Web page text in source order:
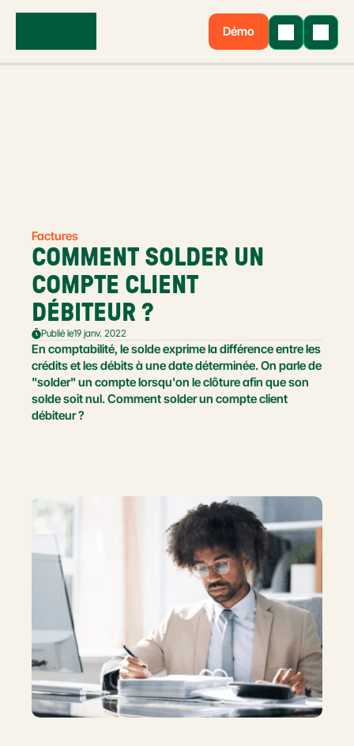
Démo
Factures
COMMENT SOLDER UN
COMPTE CLIENT
DÉBITEUR ?
Publié le19 janv. 2022
En comptabilité, le solde exprime la différence entre les
crédits et les débits à une date déterminée. On parle de
"solder" un compte lorsqu'on le clôture afin que son
solde soit nul. Comment solder un compte client
débiteur ?